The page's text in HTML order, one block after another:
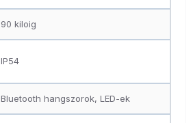
90 kiloig
IP54
Bluetooth hangszorok, LED-ek